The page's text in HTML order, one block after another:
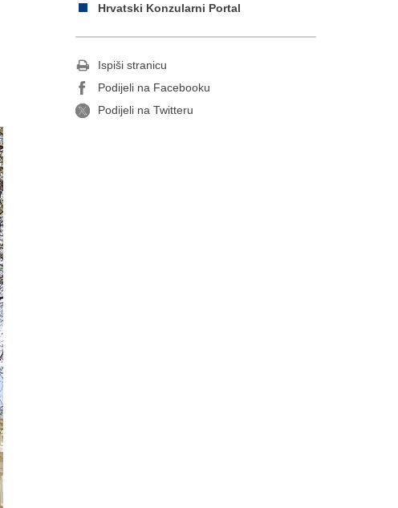
Hrvatski Konzularni Portal
Ispiši stranicu
Podijeli na Facebooku
Podijeli na Twitteru